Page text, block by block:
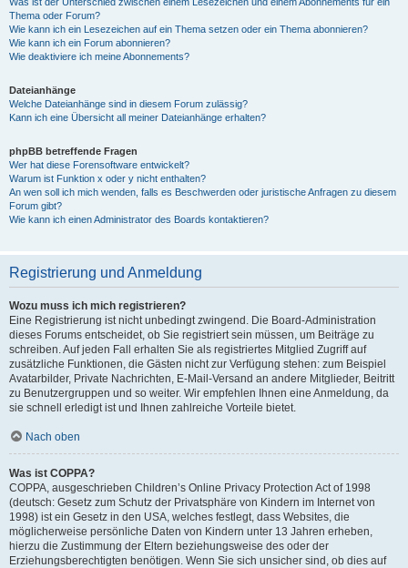
Thema oder Forum?
Wie kann ich ein Lesezeichen auf ein Thema setzen oder ein Thema abonnieren?
Wie kann ich ein Forum abonnieren?
Wie deaktiviere ich meine Abonnements?
Dateianhänge
Welche Dateianhänge sind in diesem Forum zulässig?
Kann ich eine Übersicht all meiner Dateianhänge erhalten?
phpBB betreffende Fragen
Wer hat diese Forensoftware entwickelt?
Warum ist Funktion x oder y nicht enthalten?
An wen soll ich mich wenden, falls es Beschwerden oder juristische Anfragen zu diesem
Forum gibt?
Wie kann ich einen Administrator des Boards kontaktieren?
Registrierung und Anmeldung
Wozu muss ich mich registrieren?
Eine Registrierung ist nicht unbedingt zwingend. Die Board-Administration
dieses Forums entscheidet, ob Sie registriert sein müssen, um Beiträge zu
schreiben. Auf jeden Fall erhalten Sie als registriertes Mitglied Zugriff auf
zusätzliche Funktionen, die Gästen nicht zur Verfügung stehen: zum Beispiel
Avatarbilder, Private Nachrichten, E-Mail-Versand an andere Mitglieder, Beitritt
zu Benutzergruppen und so weiter. Wir empfehlen Ihnen eine Anmeldung, da
sie schnell erledigt ist und Ihnen zahlreiche Vorteile bietet.
Nach oben
Was ist COPPA?
COPPA, ausgeschrieben Children’s Online Privacy Protection Act of 1998
(deutsch: Gesetz zum Schutz der Privatsphäre von Kindern im Internet von
1998) ist ein Gesetz in den USA, welches festlegt, dass Websites, die
möglicherweise persönliche Daten von Kindern unter 13 Jahren erheben,
hierzu die Zustimmung der Eltern beziehungsweise des oder der
Erziehungsberechtigten benötigen. Wenn Sie sich unsicher sind, ob dies auf